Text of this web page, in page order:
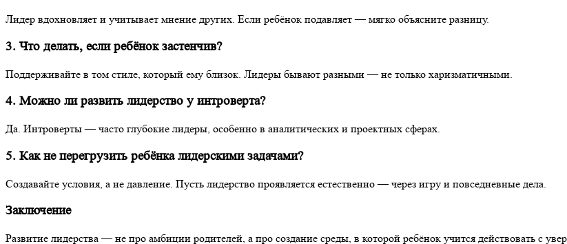
Лидер вдохновляет и учитывает мнение других. Если ребёнок подавляет — мягко объясните разницу.
3. Что делать, если ребёнок застенчив?
Поддерживайте в том стиле, который ему близок. Лидеры бывают разными — не только харизматичными.
4. Можно ли развить лидерство у интроверта?
Да. Интроверты — часто глубокие лидеры, особенно в аналитических и проектных сферах.
5. Как не перегрузить ребёнка лидерскими задачами?
Создавайте условия, а не давление. Пусть лидерство проявляется естественно — через игру и повседневные дела.
Заключение
Развитие лидерства — не про амбиции родителей, а про создание среды, в которой ребёнок учится действовать с